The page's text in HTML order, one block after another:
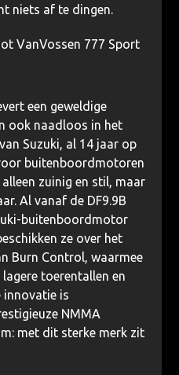
niets af te dingen.
een geweldige
ook naadloos in het
Suzuki, al 14 jaar op
buitenboordmotoren
zuinig en stil, maar
Al vanaf de DF9.9B
buitenboordmotor
ze over het
Burn Control, waarmee
toerentallen en
innovatie is
NMMA
met dit sterke merk zit